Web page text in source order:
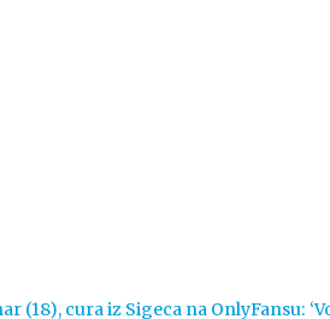
(18), cura iz Sigeca na OnlyFansu: